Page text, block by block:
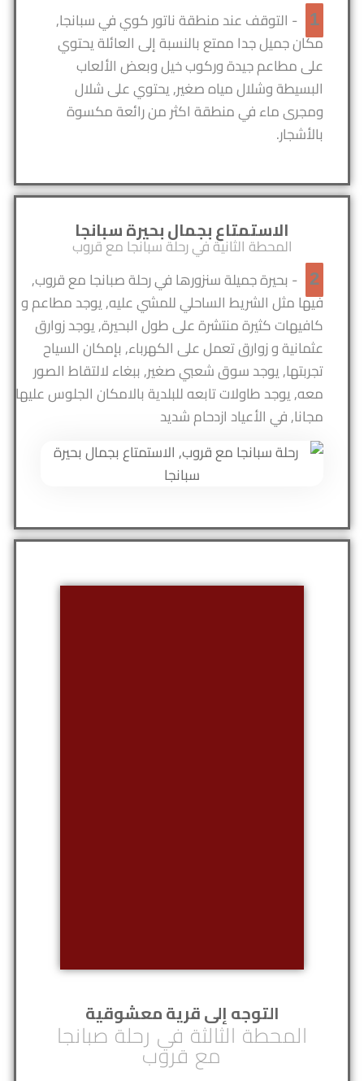
1
- التوقف عند منطقة ناتور كوي في سبانجا,
مكان جميل جدا ممتع بالنسبة إلى العائلة يحتوي
على مطاعم جيدة وركوب خيل وبعض الألعاب
البسيطة وشلال مياه صغير, يحتوي على شلال
ومجرى ماء في منطقة اكثر من رائعة مكسوة
بالأشجار.
الاستمتاع بجمال بحيرة سبانجا
المحطة الثانية في رحلة سبانجا مع قروب
2
- بحيرة جميلة سنزورها في رحلة صبانجا مع قروب,
فيها مثل الشريط الساحلي للمشي عليه, يوجد مطاعم و
كافيهات كثيرة منتشرة على طول البحيرة, يوجد زوارق
عثمانية و زوارق تعمل على الكهرباء, بإمكان السياح
تجربتها, يوجد سوق شعبي صغير, ببغاء لالتقاط الصور
معه, يوجد طاولات تابعه للبلدية بالامكان الجلوس عليها
مجانا, في الأعياد ازدحام شديد
التوجه إلى قرية معشوقية
المحطة الثالثة في رحلة صبانجا
مع قروب